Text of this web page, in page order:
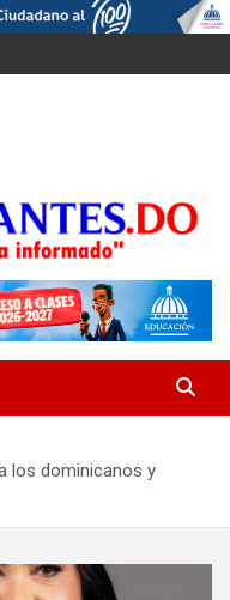
los dominicanos y